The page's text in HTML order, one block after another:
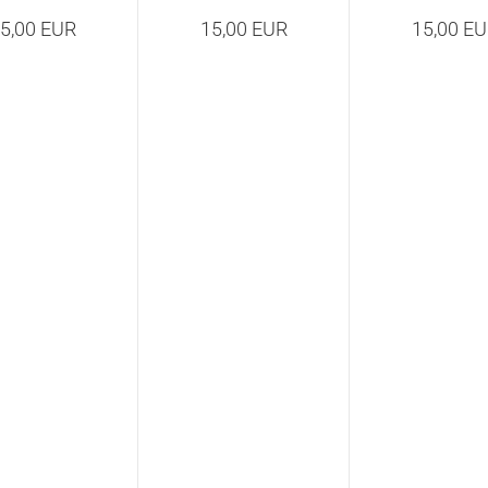
EUR 15,00 EUR 15,00